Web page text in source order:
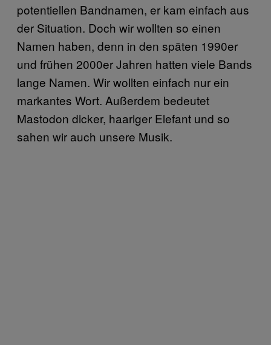
potentiellen Bandnamen, er kam einfach aus
der Situation. Doch wir wollten so einen
Namen haben, denn in den späten 1990er
und frühen 2000er Jahren hatten viele Bands
lange Namen. Wir wollten einfach nur ein
markantes Wort. Außerdem bedeutet
Mastodon dicker, haariger Elefant und so
sahen wir auch unsere Musik.